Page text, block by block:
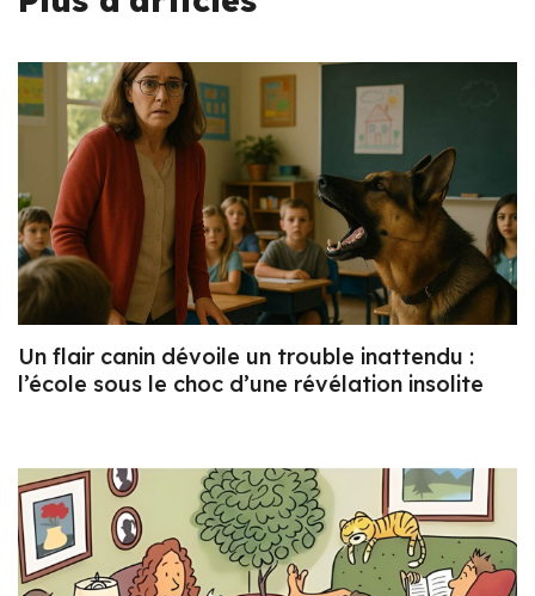
Un flair canin dévoile un trouble inattendu :
l’école sous le choc d’une révélation insolite